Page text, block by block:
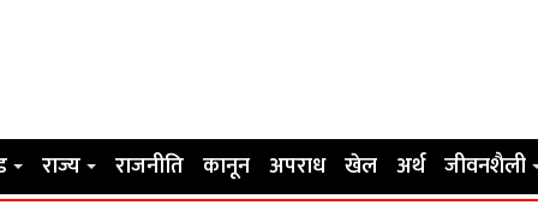
राज्य राजनीति कानून अपराध खेल अर्थ जीवनशैली